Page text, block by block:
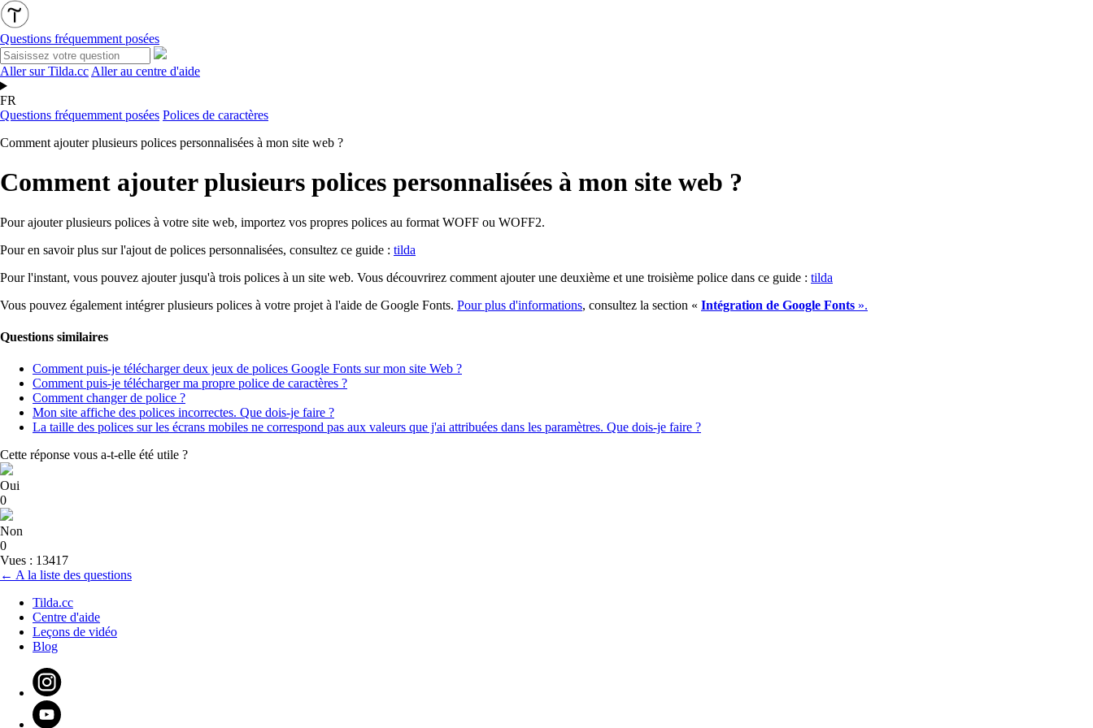
Questions fréquemment posées
Aller sur Tilda.cc Aller au centre d'aide
FR
Questions fréquemment posées Polices de caractères
Comment ajouter plusieurs polices personnalisées à mon site web ?
Comment ajouter plusieurs polices personnalisées à mon site web ?
Pour ajouter plusieurs polices à votre site web, importez vos propres polices au format WOFF ou WOFF2.
Pour en savoir plus sur l'ajout de polices personnalisées, consultez ce guide : tilda
Pour l'instant, vous pouvez ajouter jusqu'à trois polices à un site web. Vous découvrirez comment ajouter une deuxième et une troisième police dans ce guide : tilda
Vous pouvez également intégrer plusieurs polices à votre projet à l'aide de Google Fonts. Pour plus d'informations, consultez la section « Intégration de Google Fonts ».
Questions similaires
Comment puis-je télécharger deux jeux de polices Google Fonts sur mon site Web ?
Comment puis-je télécharger ma propre police de caractères ?
Comment changer de police ?
Mon site affiche des polices incorrectes. Que dois-je faire ?
La taille des polices sur les écrans mobiles ne correspond pas aux valeurs que j'ai attribuées dans les paramètres. Que dois-je faire ?
Cette réponse vous a-t-elle été utile ?
Oui
0
Non
0
Vues : 13417
← A la liste des questions
Tilda.cc
Centre d'aide
Leçons de vidéo
Blog